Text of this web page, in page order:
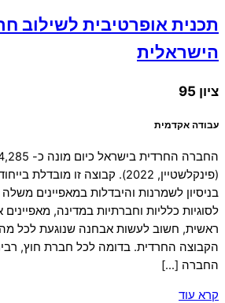
תכנית אופרטיבית לשילוב
הישראלית
ציון 95
עבודה אקדמית
(פינקלשטיין, 2022). קבוצה זו
בניסיון לשמרנות והיבדלות במאפיינים משלה
לסוגיות כלליות וחברתיות במדינה,
ראשית, חשוב לעשות אבחנה שנוגעת לכל
הקבוצה החרדית. בדומה לכל חברת חוץ,
החברה […]
קרא עוד